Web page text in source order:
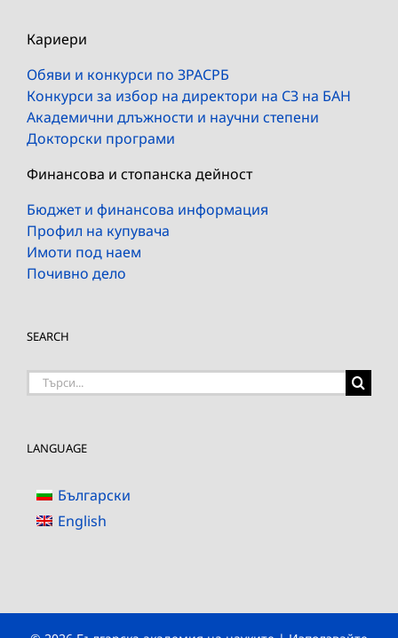
Кариери
Обяви и конкурси по ЗРАСРБ
Конкурси за избор на директори на СЗ на БАН
Академични длъжности и научни степени
Докторски програми
Финансова и стопанска дейност
Бюджет и финансова информация
Профил на купувача
Имоти под наем
Почивно дело
SEARCH
Търсене
LANGUAGE
Български
English